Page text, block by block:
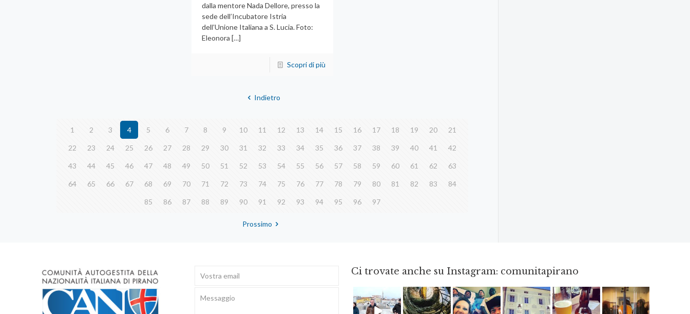
dalla mentore Nada Dellore, presso la
sede dell’Incubatore Istria
dell’Unione Italiana a S. Lucia. Foto:
Eleonora […]
Scopri di più
Indietro
1 2 3 4 5 6 7 8 9 10 11 12 13 14 15 16 17 18 19 20 21
22 23 24 25 26 27 28 29 30 31 32 33 34 35 36 37 38 39 40 41 42
43 44 45 46 47 48 49 50 51 52 53 54 55 56 57 58 59 60 61 62 63
64 65 66 67 68 69 70 71 72 73 74 75 76 77 78 79 80 81 82 83 84
85 86 87 88 89 90 91 92 93 94 95 96 97
Prossimo
Ci trovate anche su Instagram: comunitapirano